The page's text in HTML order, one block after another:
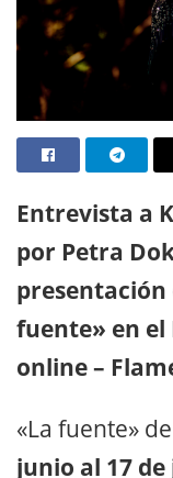
Entrevista a
por Petra
presentación
fuente» en el
online –
«La fuente»
junio al 17